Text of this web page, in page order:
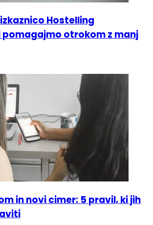
Hostelling
otrokom z manj
in novi cimer: 5 pravil, ki jih